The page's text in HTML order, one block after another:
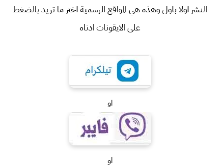
النشر اولا باول وهذه هي المواقع الرسمية اختر ما تريد بالضغط
على الايقونات ادناه
او
او